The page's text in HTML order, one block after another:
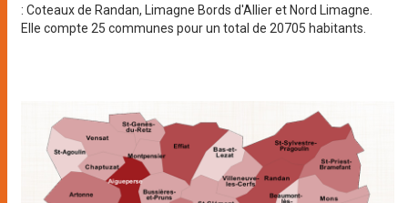
: Coteaux de Randan, Limagne Bords d'Allier et Nord Limagne.
Elle compte 25 communes pour un total de 20705 habitants.